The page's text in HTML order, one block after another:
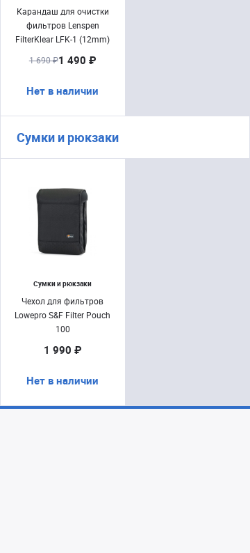
Карандаш для очистки
фильтров Lenspen
FilterKlear LFK-1 (12mm)
1 690 ₽1 490 ₽
Нет в наличии
Сумки и рюкзаки
Сумки и рюкзаки
Чехол для фильтров
Lowepro S&F Filter Pouch
100
1 990 ₽
Нет в наличии